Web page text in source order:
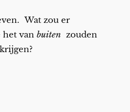
Wat zou er
het van buiten zouden